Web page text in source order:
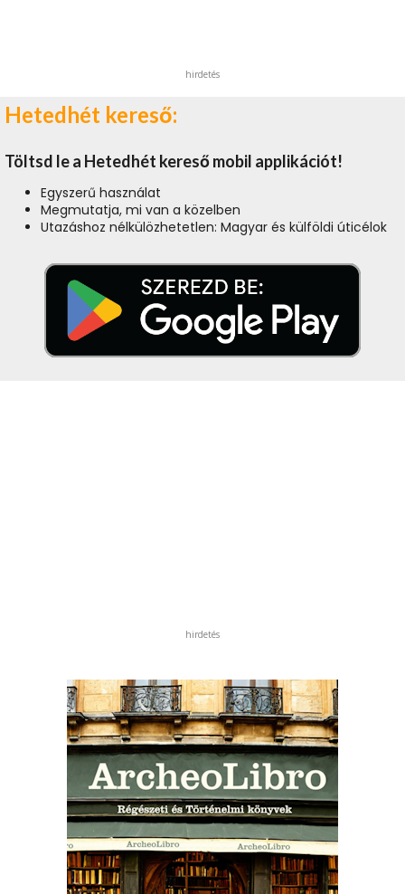
hirdetés
Hetedhét kereső:
Töltsd le a Hetedhét kereső mobil applikációt!
Egyszerű használat
Megmutatja, mi van a közelben
Utazáshoz nélkülözhetetlen: Magyar és külföldi úticélok
hirdetés